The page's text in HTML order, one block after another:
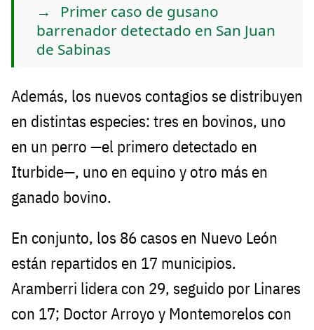
Primer caso de gusano
barrenador detectado en San Juan
de Sabinas
Además, los nuevos contagios se distribuyen
en distintas especies: tres en bovinos, uno
en un perro —el primero detectado en
Iturbide—, uno en equino y otro más en
ganado bovino.
En conjunto, los 86 casos en Nuevo León
están repartidos en 17 municipios.
Aramberri lidera con 29, seguido por Linares
con 17; Doctor Arroyo y Montemorelos con